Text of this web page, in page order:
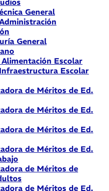
General
General
Escolar
Escolar
de Méritos de Ed.
de Méritos de Ed.
de Méritos de Ed.
de Méritos de Ed.
de Méritos de
de Méritos de Ed.